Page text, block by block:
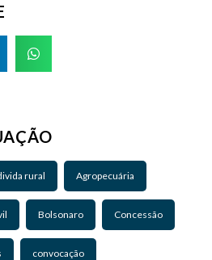
rural Agropecuária
Bolsonaro Concessão
convocação